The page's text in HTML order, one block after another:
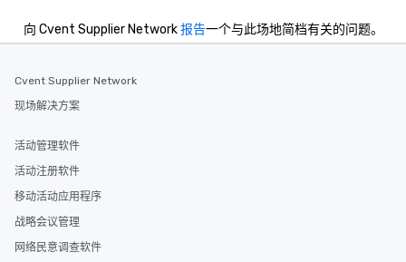
向 Cvent Supplier Network报告一个与此场地简档有关的问题。
Cvent Supplier Network
现场解决方案
活动管理软件
活动注册软件
移动活动应用程序
战略会议管理
网络民意调查软件